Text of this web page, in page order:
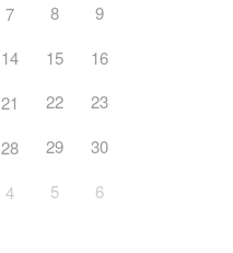
7 8
9
14 15
16
21 22
23
28 29
30
4 5 6